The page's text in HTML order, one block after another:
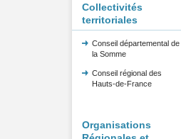
Collectivités
territoriales
Conseil départemental de
la Somme
Conseil régional des
Hauts-de-France
Organisations